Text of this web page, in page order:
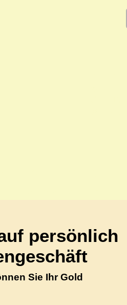
persönlich
Sie Ihr Gold